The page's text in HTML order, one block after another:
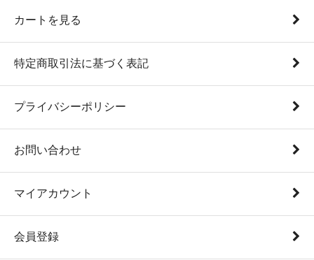
カートを見る
特定商取引法に基づく表記
プライバシーポリシー
お問い合わせ
マイアカウント
会員登録